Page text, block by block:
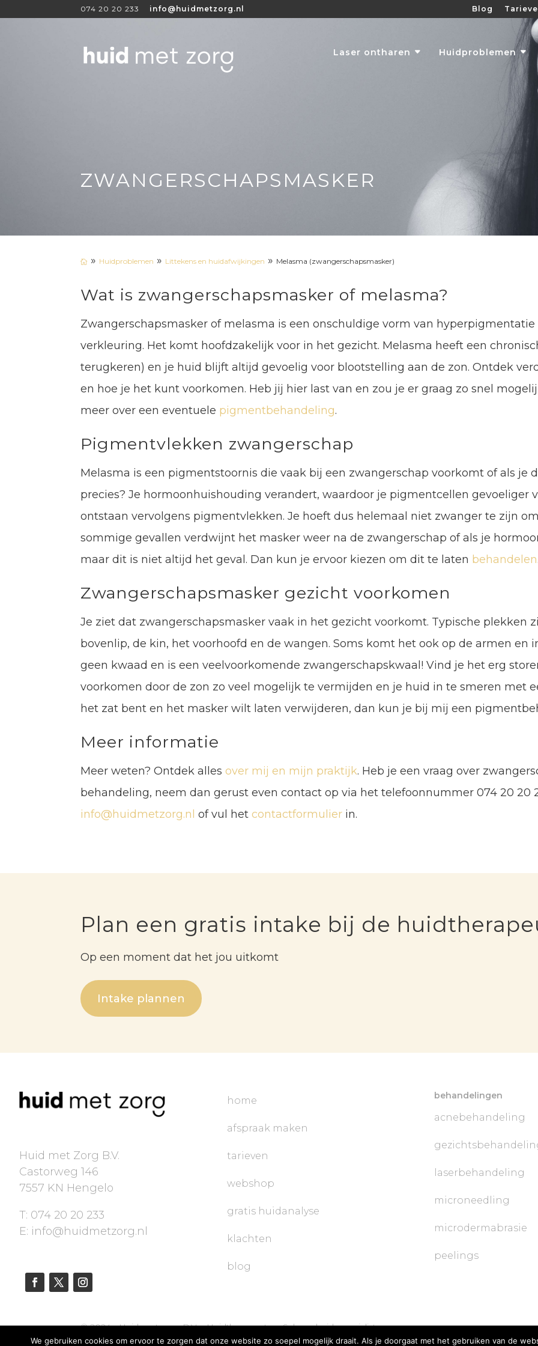
074 20 20 233 info@huidmetzorg.nl Blog
Laser ontharen Huidproblemen
ZWANGERSCHAPSMASKER
 » Huidproblemen » Littekens en huidafwijkingen » Melasma (zwangerschapsmasker)
Wat is zwangerschapsmasker of melasma?
Zwangerschapsmasker of melasma is een onschuldige vorm van
verkleuring. Het komt hoofdzakelijk voor in het gezicht. Melasma heeft een
terugkeren) en je huid blijft altijd gevoelig voor blootstelling aan de zon. Ontdek
en hoe je het kunt voorkomen. Heb jij hier last van en zou je er graag zo snel
meer over een eventuele pigmentbehandeling.
Pigmentvlekken zwangerschap
Melasma is een pigmentstoornis die vaak bij een zwangerschap voorkomt of als je
precies? Je hormoonhuishouding verandert, waardoor je pigmentcellen gevoeliger
ontstaan vervolgens pigmentvlekken. Je hoeft dus helemaal niet zwanger te zijn
sommige gevallen verdwijnt het masker weer na de zwangerschap of als je
maar dit is niet altijd het geval. Dan kun je ervoor kiezen om dit te laten behandelen
Zwangerschapsmasker gezicht voorkomen
Je ziet dat zwangerschapsmasker vaak in het gezicht voorkomt. Typische plekken
bovenlip, de kin, het voorhoofd en de wangen. Soms komt het ook op de armen en
geen kwaad en is een veelvoorkomende zwangerschapskwaal! Vind je het erg
voorkomen door de zon zo veel mogelijk te vermijden en je huid in te smeren met
het zat bent en het masker wilt laten verwijderen, dan kun je bij mij een
Meer informatie
Meer weten? Ontdek allesover mij en mijn praktijk. Heb je een vraag over
behandeling, neem dan gerust even contact op via het telefoonnummer 074 20 20
info@huidmetzorg.nl of vul hetcontactformulier in.
Plan een gratis intake bij de
Op een moment dat het jou uitkomt
Intake plannen
Huid met Zorg B.V.
Castorweg 146
7557 KN Hengelo
T: 074 20 20 233
E: info@huidmetzorg.nl
home
afspraak maken
tarieven
webshop
gratis huidanalyse
klachten
blog
behandelingen
acnebehandeling
laserbehandeling
microneedling
microdermabrasie
peelings
© 2024 - Huid met zorg B.V. - Huidtherapeut en Schoonheidsspecialist
We gebruiken cookies om ervoor te zorgen dat onze website zo soepel mogelijk draait. Als je doorgaat met het gebruiken van de